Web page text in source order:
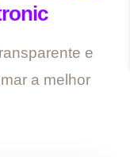
e
a melhor